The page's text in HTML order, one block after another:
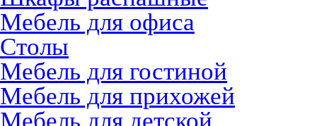
Мебель для офиса
Столы
Мебель для гостиной
Мебель для прихожей